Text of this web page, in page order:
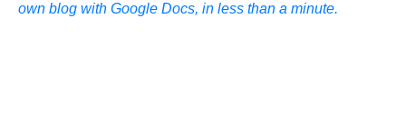
own blog with Google Docs, in less than a minute.